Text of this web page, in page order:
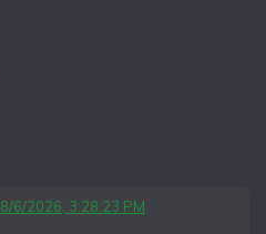
8/6/2026, 3:28:23 PM